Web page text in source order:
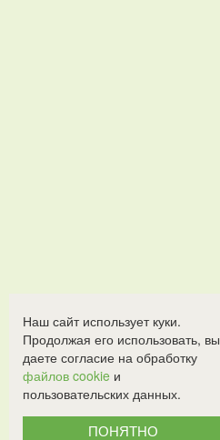
Наш сайт использует куки.
Продолжая его использовать, вы
даете согласие на обработку
файлов cookie и
пользовательских данных.
ПОНЯТНО